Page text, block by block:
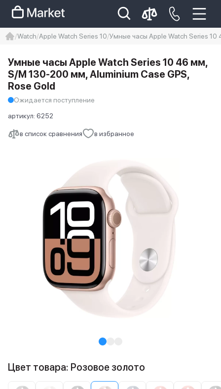
Iphone 14 pro max
айфон 14
Watch Apple Watch Series 10 Умные часы Apple Watch Series
в список сравнения в избранное
Умные часы Apple Watch Series 10 46 мм,
S/M 130-200 мм, Aluminium Case GPS,
Rose Gold
Ожидается поступление
артикул: 6252
Цвет товара: Розовое золото